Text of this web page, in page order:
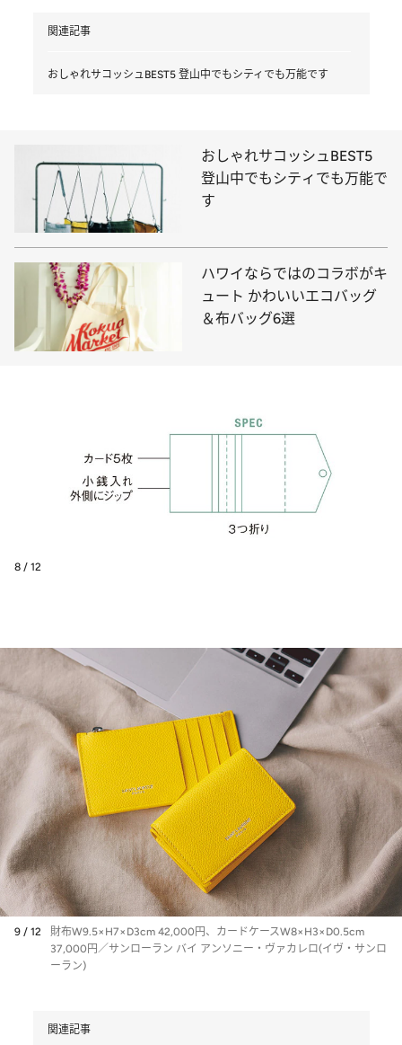
関連記事
おしゃれサコッシュBEST5 登山中でもシティでも万能です
おしゃれサコッシュBEST5
登山中でもシティでも万能で
す
ハワイならではのコラボがキ
ュート かわいいエコバッグ
＆布バッグ6選
8 / 12
9 / 12
財布W9.5×H7×D3cm 42,000円、カードケースW8×H3×D0.5cm
37,000円／サンローラン バイ アンソニー・ヴァカレロ(イヴ・サンロ
ーラン)
関連記事